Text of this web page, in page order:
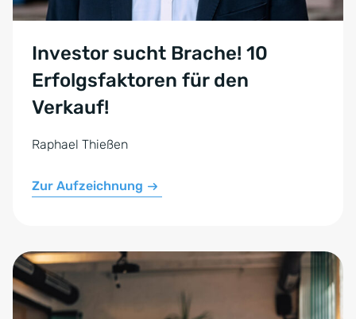
Investor sucht Brache! 10
Erfolgsfaktoren für den
Verkauf!
Raphael Thießen
Zur Aufzeichnung